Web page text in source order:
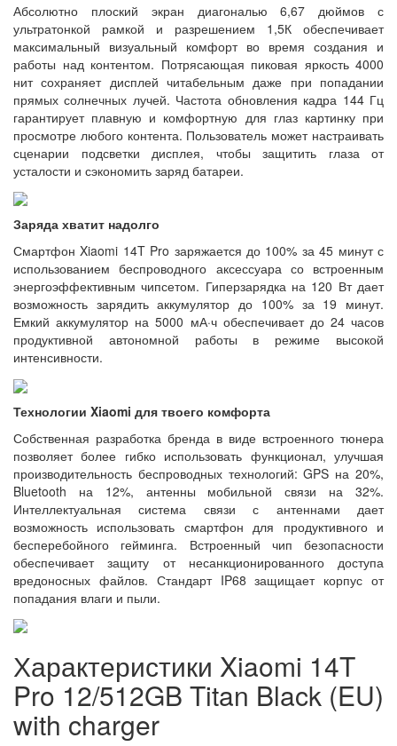
Абсолютно плоский экран диагональю 6,67 дюймов с
ультратонкой рамкой и разрешением 1,5К обеспечивает
максимальный визуальный комфорт во время создания и
работы над контентом. Потрясающая пиковая яркость 4000
нит сохраняет дисплей читабельным даже при попадании
прямых солнечных лучей. Частота обновления кадра 144 Гц
гарантирует плавную и комфортную для глаз картинку при
просмотре любого контента. Пользователь может настраивать
сценарии подсветки дисплея, чтобы защитить глаза от
усталости и сэкономить заряд батареи.
Заряда хватит надолго
Смартфон Xiaomi 14T Pro заряжается до 100% за 45 минут с
использованием беспроводного аксессуара со встроенным
энергоэффективным чипсетом. Гиперзарядка на 120 Вт дает
возможность зарядить аккумулятор до 100% за 19 минут.
Емкий аккумулятор на 5000 мА·ч обеспечивает до 24 часов
продуктивной автономной работы в режиме высокой
интенсивности.
Технологии Xiaomi для твоего комфорта
Собственная разработка бренда в виде встроенного тюнера
позволяет более гибко использовать функционал, улучшая
производительность беспроводных технологий: GPS на 20%,
Bluetooth на 12%, антенны мобильной связи на 32%.
Интеллектуальная система связи с антеннами дает
возможность использовать смартфон для продуктивного и
бесперебойного гейминга. Встроенный чип безопасности
обеспечивает защиту от несанкционированного доступа
вредоносных файлов. Стандарт IP68 защищает корпус от
попадания влаги и пыли.
Характеристики Xiaomi 14T
Pro 12/512GB Titan Black (EU)
with charger